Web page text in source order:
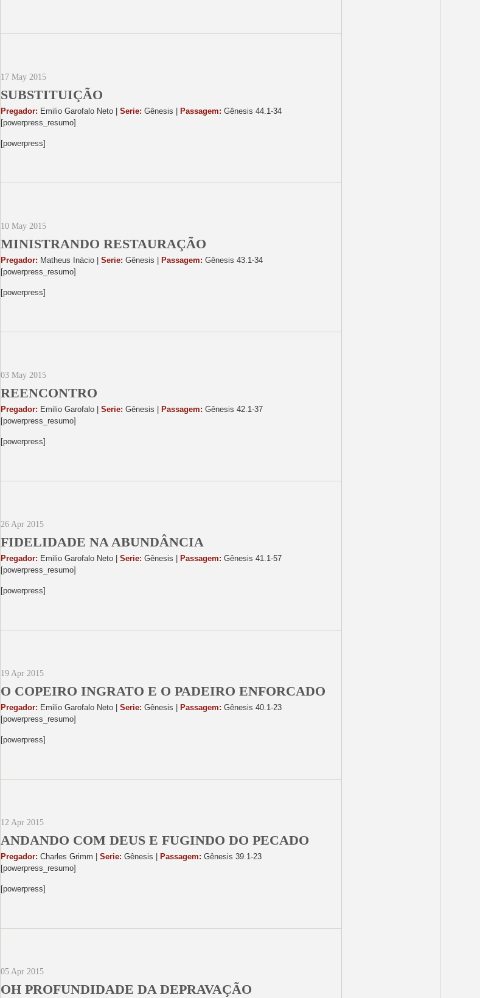
17 May 2015
SUBSTITUIÇÃO
Pregador: Emilio Garofalo Neto | Serie: Gênesis | Passagem: Gênesis 44.1-34
[powerpress_resumo]
[powerpress]
10 May 2015
MINISTRANDO RESTAURAÇÃO
Pregador: Matheus Inácio | Serie: Gênesis | Passagem: Gênesis 43.1-34
[powerpress_resumo]
[powerpress]
03 May 2015
REENCONTRO
Pregador: Emilio Garofalo | Serie: Gênesis | Passagem: Gênesis 42.1-37
[powerpress_resumo]
[powerpress]
26 Apr 2015
FIDELIDADE NA ABUNDÂNCIA
Pregador: Emilio Garofalo Neto | Serie: Gênesis | Passagem: Gênesis 41.1-57
[powerpress_resumo]
[powerpress]
19 Apr 2015
O COPEIRO INGRATO E O PADEIRO ENFORCADO
Pregador: Emilio Garofalo Neto | Serie: Gênesis | Passagem: Gênesis 40.1-23
[powerpress_resumo]
[powerpress]
12 Apr 2015
ANDANDO COM DEUS E FUGINDO DO PECADO
Pregador: Charles Grimm | Serie: Gênesis | Passagem: Gênesis 39.1-23
[powerpress_resumo]
[powerpress]
05 Apr 2015
OH PROFUNDIDADE DA DEPRAVAÇÃO